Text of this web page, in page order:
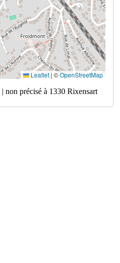
Leaflet | ©OpenStreetMap
| non précisé à 1330 Rixensart